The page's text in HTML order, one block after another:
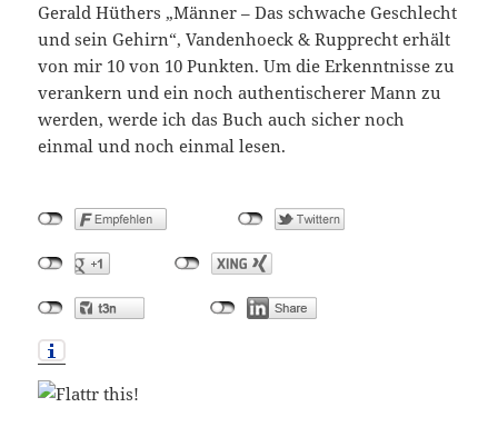
Gerald Hüthers „Männer – Das schwache Geschlecht
und sein Gehirn“, Vandenhoeck & Rupprecht erhält
von mir 10 von 10 Punkten. Um die Erkenntnisse zu
verankern und ein noch authentischerer Mann zu
werden, werde ich das Buch auch sicher noch
einmal und noch einmal lesen.